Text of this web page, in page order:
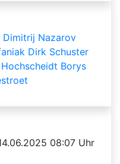
Dimitrij Nazarov
Dirk Schuster
Borys
08:07 Uhr